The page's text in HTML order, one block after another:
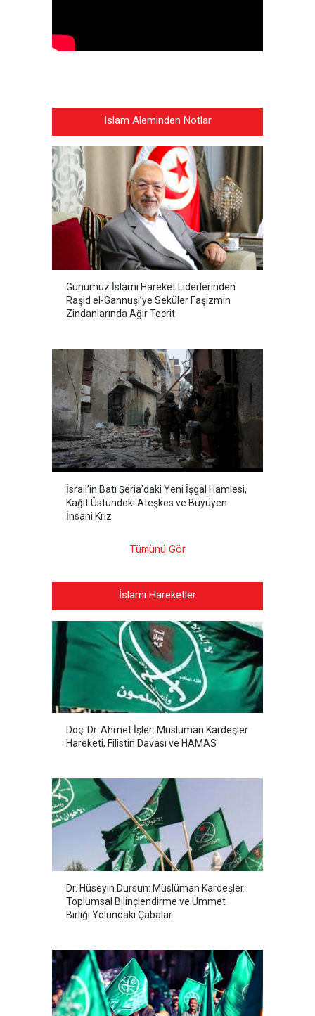
İslam Aleminden Notlar
Günümüz İslami Hareket Liderlerinden
Raşid el-Gannuşi’ye Seküler Faşizmin
Zindanlarında Ağır Tecrit
İsrail’in Batı Şeria’daki Yeni İşgal Hamlesi,
Kağıt Üstündeki Ateşkes ve Büyüyen
İnsani Kriz
Tümünü Gör
İslami Hareketler
Doç. Dr. Ahmet İşler: Müslüman Kardeşler
Hareketi, Filistin Davası ve HAMAS
Dr. Hüseyin Dursun: Müslüman Kardeşler:
Toplumsal Bilinçlendirme ve Ümmet
Birliği Yolundaki Çabalar